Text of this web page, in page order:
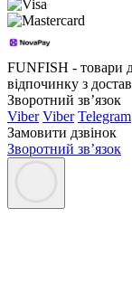
FUNFISH - товари
відпочинку з
Зворотний зв’язок
Viber Viber Telegram
Замовити дзвінок
Зворотний зв’язок